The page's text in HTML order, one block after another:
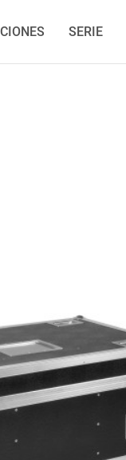
SERIE